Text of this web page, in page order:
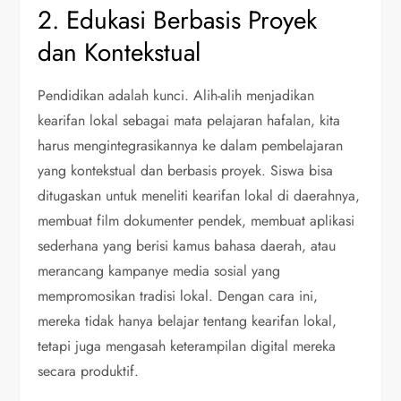
2. Edukasi Berbasis Proyek
dan Kontekstual
Pendidikan adalah kunci. Alih-alih menjadikan
kearifan lokal sebagai mata pelajaran hafalan, kita
harus mengintegrasikannya ke dalam pembelajaran
yang kontekstual dan berbasis proyek. Siswa bisa
ditugaskan untuk meneliti kearifan lokal di daerahnya,
membuat film dokumenter pendek, membuat aplikasi
sederhana yang berisi kamus bahasa daerah, atau
merancang kampanye media sosial yang
mempromosikan tradisi lokal. Dengan cara ini,
mereka tidak hanya belajar tentang kearifan lokal,
tetapi juga mengasah keterampilan digital mereka
secara produktif.